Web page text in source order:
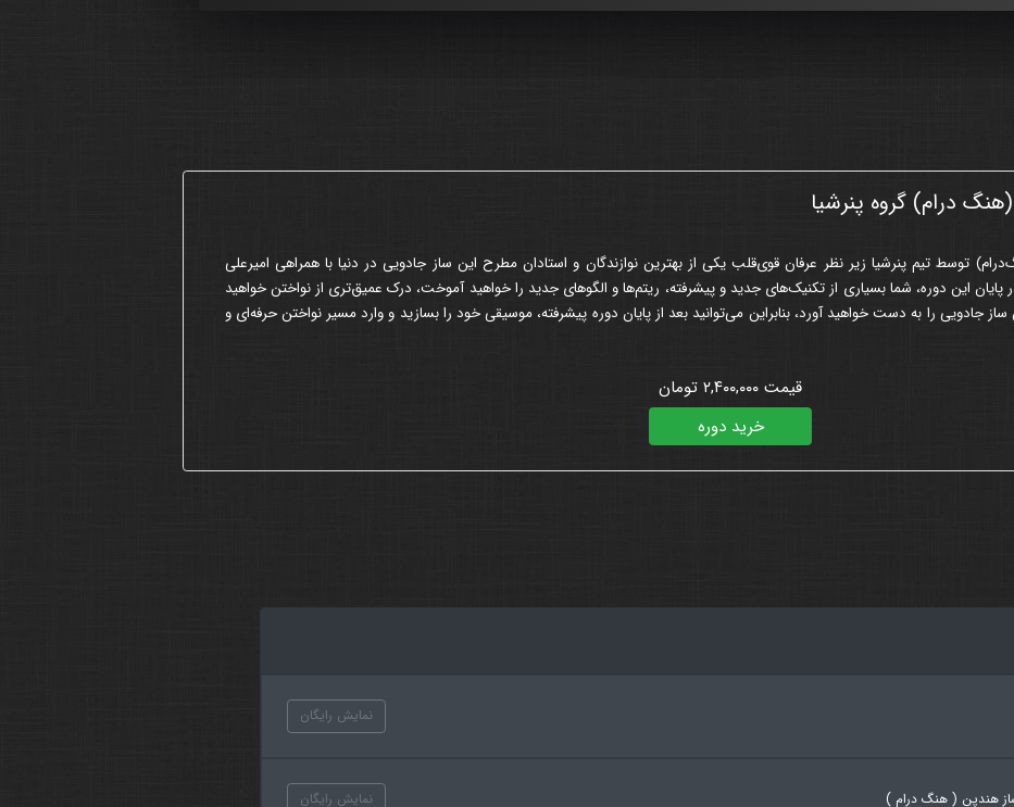
درام) گروه پنرشیا
توسط تیم پنرشیا زیر نظر عرفان قوی‌قلب یکی از بهترین نوازندگان و استادان مطرح این ساز جادویی در دنیا با همراهی امیرعلی
این دوره، شما بسیاری از تکنیک‌های جدید و پیشرفته، ریتم‌ها و الگوهای جدید را خواهید آموخت، درک عمیق‌تری از نواختن خواهید
جادویی را به دست خواهید آورد، بنابراین می‌توانید بعد از پایان دوره پیشرفته، موسیقی خود را بسازید و وارد مسیر نواختن حرفه‌ای و
قیمت ۲,۴۰۰,۰۰۰ تومان
خرید دوره
نمایش رایگان
هندپن ( هنگ درام ) نمایش رایگان